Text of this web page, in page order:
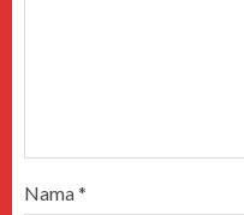
Nama*